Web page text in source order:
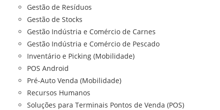
Gestão de Resíduos
Gestão de Stocks
Gestão Indústria e Comércio de Carnes
Gestão Indústria e Comércio de Pescado
Inventário e Picking (Mobilidade)
POS Android
Pré-Auto Venda (Mobilidade)
Recursos Humanos
Soluções para Terminais Pontos de Venda (POS)